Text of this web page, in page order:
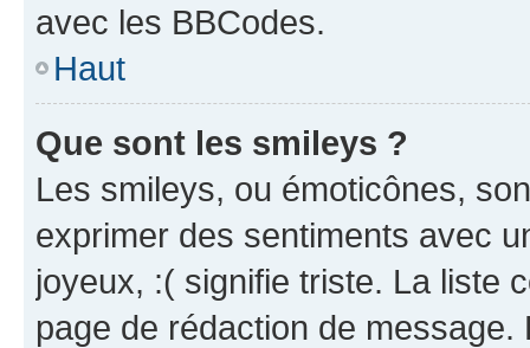
avec les BBCodes.
Haut
Que sont les smileys ?
Les smileys, ou émoticônes,
exprimer des sentiments avec
joyeux, :( signifie triste. La liste
page de rédaction de